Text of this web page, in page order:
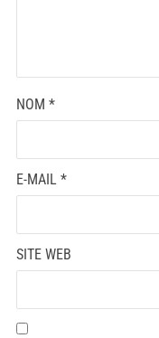
NOM *
E-MAIL *
SITE WEB